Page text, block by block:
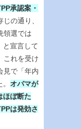
承認案・
の通り、
領選では
と宣言して
これを受け
見で「年内
オバマが
ほぼ断た
は発効さ